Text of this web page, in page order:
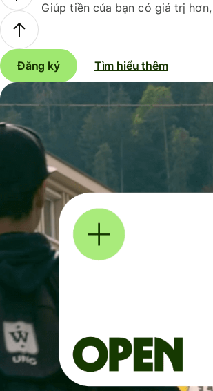
Giúp tiền của bạn có giá trị
Đăng ký Tìm hiểu thêm